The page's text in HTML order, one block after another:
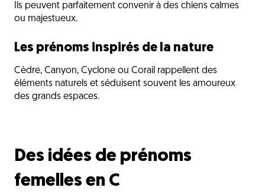
Ils peuvent parfaitement convenir à des chiens calmes
ou majestueux.
Les prénoms inspirés de la nature
Cèdre, Canyon, Cyclone ou Corail rappellent des
éléments naturels et séduisent souvent les amoureux
des grands espaces.
Des idées de prénoms
femelles en C